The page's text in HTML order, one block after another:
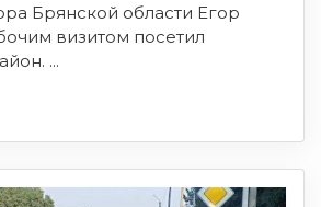
Брянской области Егор
визитом посетил
...